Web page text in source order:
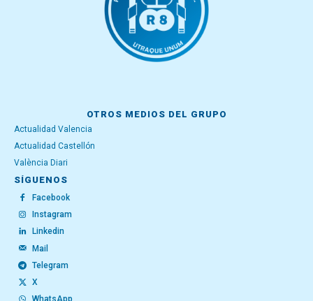
OTROS MEDIOS DEL GRUPO
Actualidad Valencia
Actualidad Castellón
València Diari
SÍGUENOS
Facebook
Instagram
Linkedin
Mail
Telegram
X
WhatsApp